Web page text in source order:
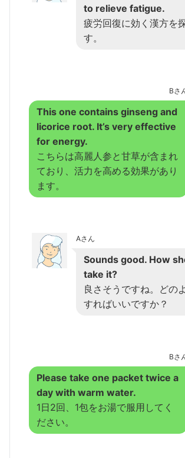
to relieve fatigue.
疲労回復に効く漢方を
す。
Bさ
This one contains ginseng and
licorice root. It’s very effective
for energy.
こちらは高麗人参と甘草が含まれ
ており、活力を高める効果があり
ます。
Aさん
Sounds good. How
take it?
良さそうですね。どの
すればいいですか？
Bさ
Please take one packet twice a
day with warm water.
1日2回、1包をお湯で服用してく
ださい。